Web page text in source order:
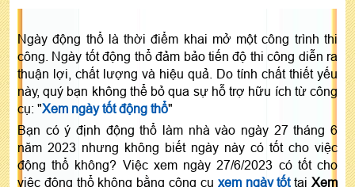
Ngày động thổ là thời điểm khai mở một công trình thi
công. Ngày tốt động thổ đảm bảo tiến độ thi công diễn ra
thuận lợi, chất lượng và hiệu quả. Do tính chất thiết yếu
này, quý bạn không thể bỏ qua sự hỗ trợ hữu ích từ công
cụ: "Xem ngày tốt động thổ"
Bạn có ý định động thổ làm nhà vào ngày 27 tháng 6
năm 2023 nhưng không biết ngày này có tốt cho việc
động thổ không? Việc xem ngày 27/6/2023 có tốt cho
việc động thổ không bằng công cụ xem ngày tốttạiXem